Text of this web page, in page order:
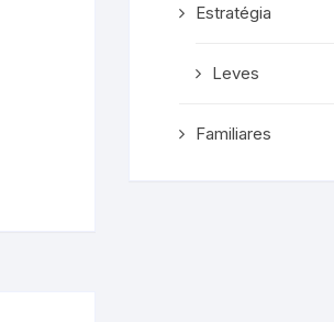
Estratégia
Leves
Familiares